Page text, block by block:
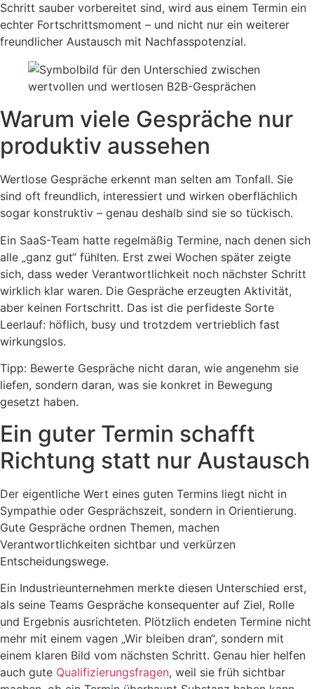
Schritt sauber vorbereitet sind, wird aus einem Termin ein
echter Fortschrittsmoment – und nicht nur ein weiterer
freundlicher Austausch mit Nachfasspotenzial.
Warum viele Gespräche nur
produktiv aussehen
Wertlose Gespräche erkennt man selten am Tonfall. Sie
sind oft freundlich, interessiert und wirken oberflächlich
sogar konstruktiv – genau deshalb sind sie so tückisch.
Ein SaaS-Team hatte regelmäßig Termine, nach denen sich
alle „ganz gut“ fühlten. Erst zwei Wochen später zeigte
sich, dass weder Verantwortlichkeit noch nächster Schritt
wirklich klar waren. Die Gespräche erzeugten Aktivität,
aber keinen Fortschritt. Das ist die perfideste Sorte
Leerlauf: höflich, busy und trotzdem vertrieblich fast
wirkungslos.
Tipp: Bewerte Gespräche nicht daran, wie angenehm sie
liefen, sondern daran, was sie konkret in Bewegung
gesetzt haben.
Ein guter Termin schafft
Richtung statt nur Austausch
Der eigentliche Wert eines guten Termins liegt nicht in
Sympathie oder Gesprächszeit, sondern in Orientierung.
Gute Gespräche ordnen Themen, machen
Verantwortlichkeiten sichtbar und verkürzen
Entscheidungswege.
Ein Industrieunternehmen merkte diesen Unterschied erst,
als seine Teams Gespräche konsequenter auf Ziel, Rolle
und Ergebnis ausrichteten. Plötzlich endeten Termine nicht
mehr mit einem vagen „Wir bleiben dran“, sondern mit
einem klaren Bild vom nächsten Schritt. Genau hier helfen
auch gute Qualifizierungsfragen, weil sie früh sichtbar